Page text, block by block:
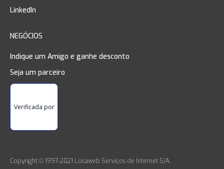
LinkedIn
NEGÓCIOS
Indique um Amigo e ganhe desconto
Seja um parceiro
Verificada por
Copyright © 1997-2021 Locaweb Serviços de Internet S/A.